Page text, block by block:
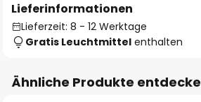
Lieferinformationen
Lieferzeit: 8 - 12 Werktage
Gratis Leuchtmittel enthalten
Ähnliche Produkte